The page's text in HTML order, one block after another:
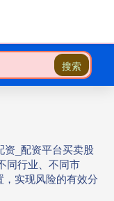
搜索
资_配资平台买卖股
同行业、不同市
实现风险的有效分